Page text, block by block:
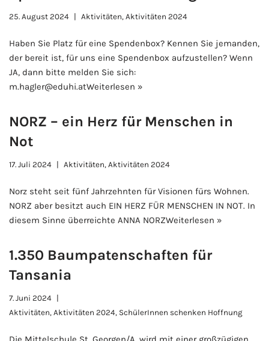
25. August 2024 Aktivitäten, Aktivitäten 2024
Haben Sie Platz für eine Spendenbox? Kennen Sie jemanden,
der bereit ist, für uns eine Spendenbox aufzustellen? Wenn
JA, dann bitte melden Sie sich:
m.hagler@eduhi.atWeiterlesen »
NORZ – ein Herz für Menschen in
Not
17. Juli 2024 Aktivitäten, Aktivitäten 2024
Norz steht seit fünf Jahrzehnten für Visionen fürs Wohnen.
NORZ aber besitzt auch EIN HERZ FÜR MENSCHEN IN NOT. In
diesem Sinne überreichte ANNA NORZWeiterlesen »
1.350 Baumpatenschaften für
Tansania
7. Juni 2024
Aktivitäten, Aktivitäten 2024, SchülerInnen schenken Hoffnung